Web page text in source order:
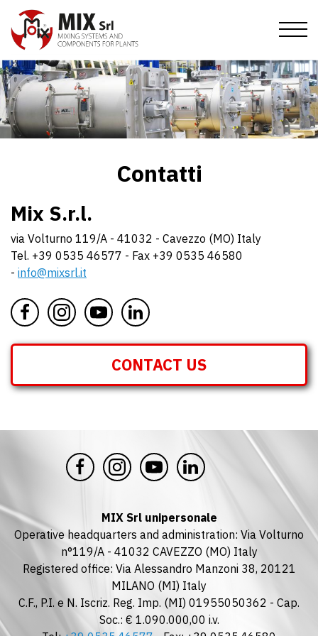
Ugrás
tartalomra
Címlap
Vállalat
Küldetés
értékesítési feltételek
Ág
Termékek
Keverés
Szelepek
Kitermelés
Publikációk
Hírek
Csatlakozz a csapatunkhoz
IT EN DE FR RU
Contatti
Mix S.r.l.
via Volturno 119/A - 41032 - Cavezzo (MO) Italy
Tel. +39 0535 46577 - Fax +39 0535 46580
- info@mixsrl.it
CONTACT US
MIX Srl unipersonale
Operative headquarters and administration: Via Volturno
n°119/A - 41032 CAVEZZO (MO) Italy
Registered office: Via Alessandro Manzoni 38, 20121
MILANO (MI) Italy
C.F., P.I. e N. Iscriz. Reg. Imp. (MI) 01955050362 - Cap.
Soc.: € 1.090.000,00 i.v.